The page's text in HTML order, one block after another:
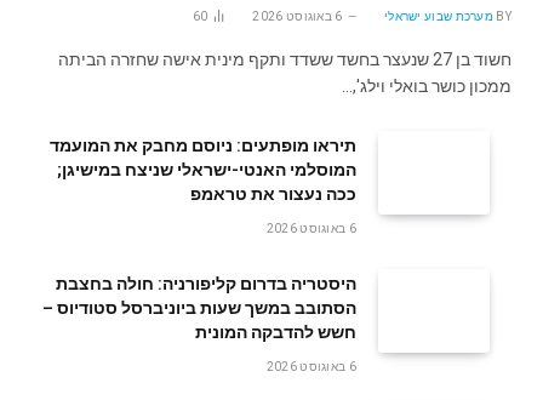
BY מערכת שבוע ישראלי 6 באוגוסט 2026 60
חשוד בן 27 שנעצר בחשד ששדד ותקף מינית אישה שחזרה הביתה
ממכון כושר בואלי וילג',…
תיראו מופתעים: ניוסם מחבק את המועמד
המוסלמי האנטי-ישראלי שניצח במישיגן;
ככה נעצור את טראמפ
6 באוגוסט 2026
היסטריה בדרום קליפורניה: חולה בחצבת
הסתובב במשך שעות ביוניברסל סטודיוס –
חשש להדבקה המונית
6 באוגוסט 2026